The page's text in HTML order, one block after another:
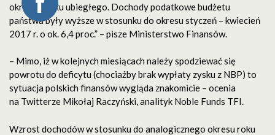
okresem roku ubiegłego. Dochody podatkowe budżetu
państwa były wyższe w stosunku do okresu styczeń – kwiecień
2017 r. o ok. 6,4 proc.” – pisze Ministerstwo Finansów.
– Mimo, iż w kolejnych miesiącach należy spodziewać się
powrotu do deficytu (chociażby brak wypłaty zysku z NBP) to
sytuacja polskich finansów wygląda znakomicie – ocenia
na Twitterze Mikołaj Raczyński, analityk Noble Funds TFI.
Wzrost dochodów w stosunku do analogicznego okresu roku